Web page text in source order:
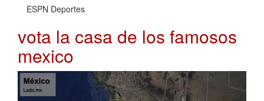
ESPN Deportes
vota la casa de los famosos
mexico